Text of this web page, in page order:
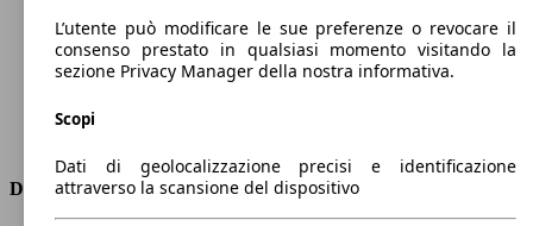
Cilindrata
2143 ccm
Carburante
Diesel
Trasmissione
Dimensioni
L’utente può modificare le sue preferenze o revocare il
consenso prestato in qualsiasi momento visitando la
sezione Privacy Manager della nostra informativa.
Scopi
Dati di geolocalizzazione precisi e identificazione
attraverso la scansione del dispositivo